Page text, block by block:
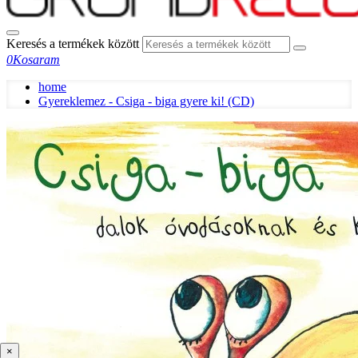
Keresés a termékek között
0Kosaram
home
Gyereklemez - Csiga - biga gyere ki! (CD)
×